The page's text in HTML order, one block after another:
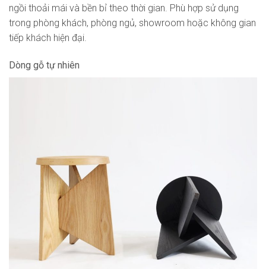
ngồi thoải mái và bền bỉ theo thời gian. Phù hợp sử dụng
trong phòng khách, phòng ngủ, showroom hoặc không gian
tiếp khách hiện đại.
Dòng gỗ tự nhiên